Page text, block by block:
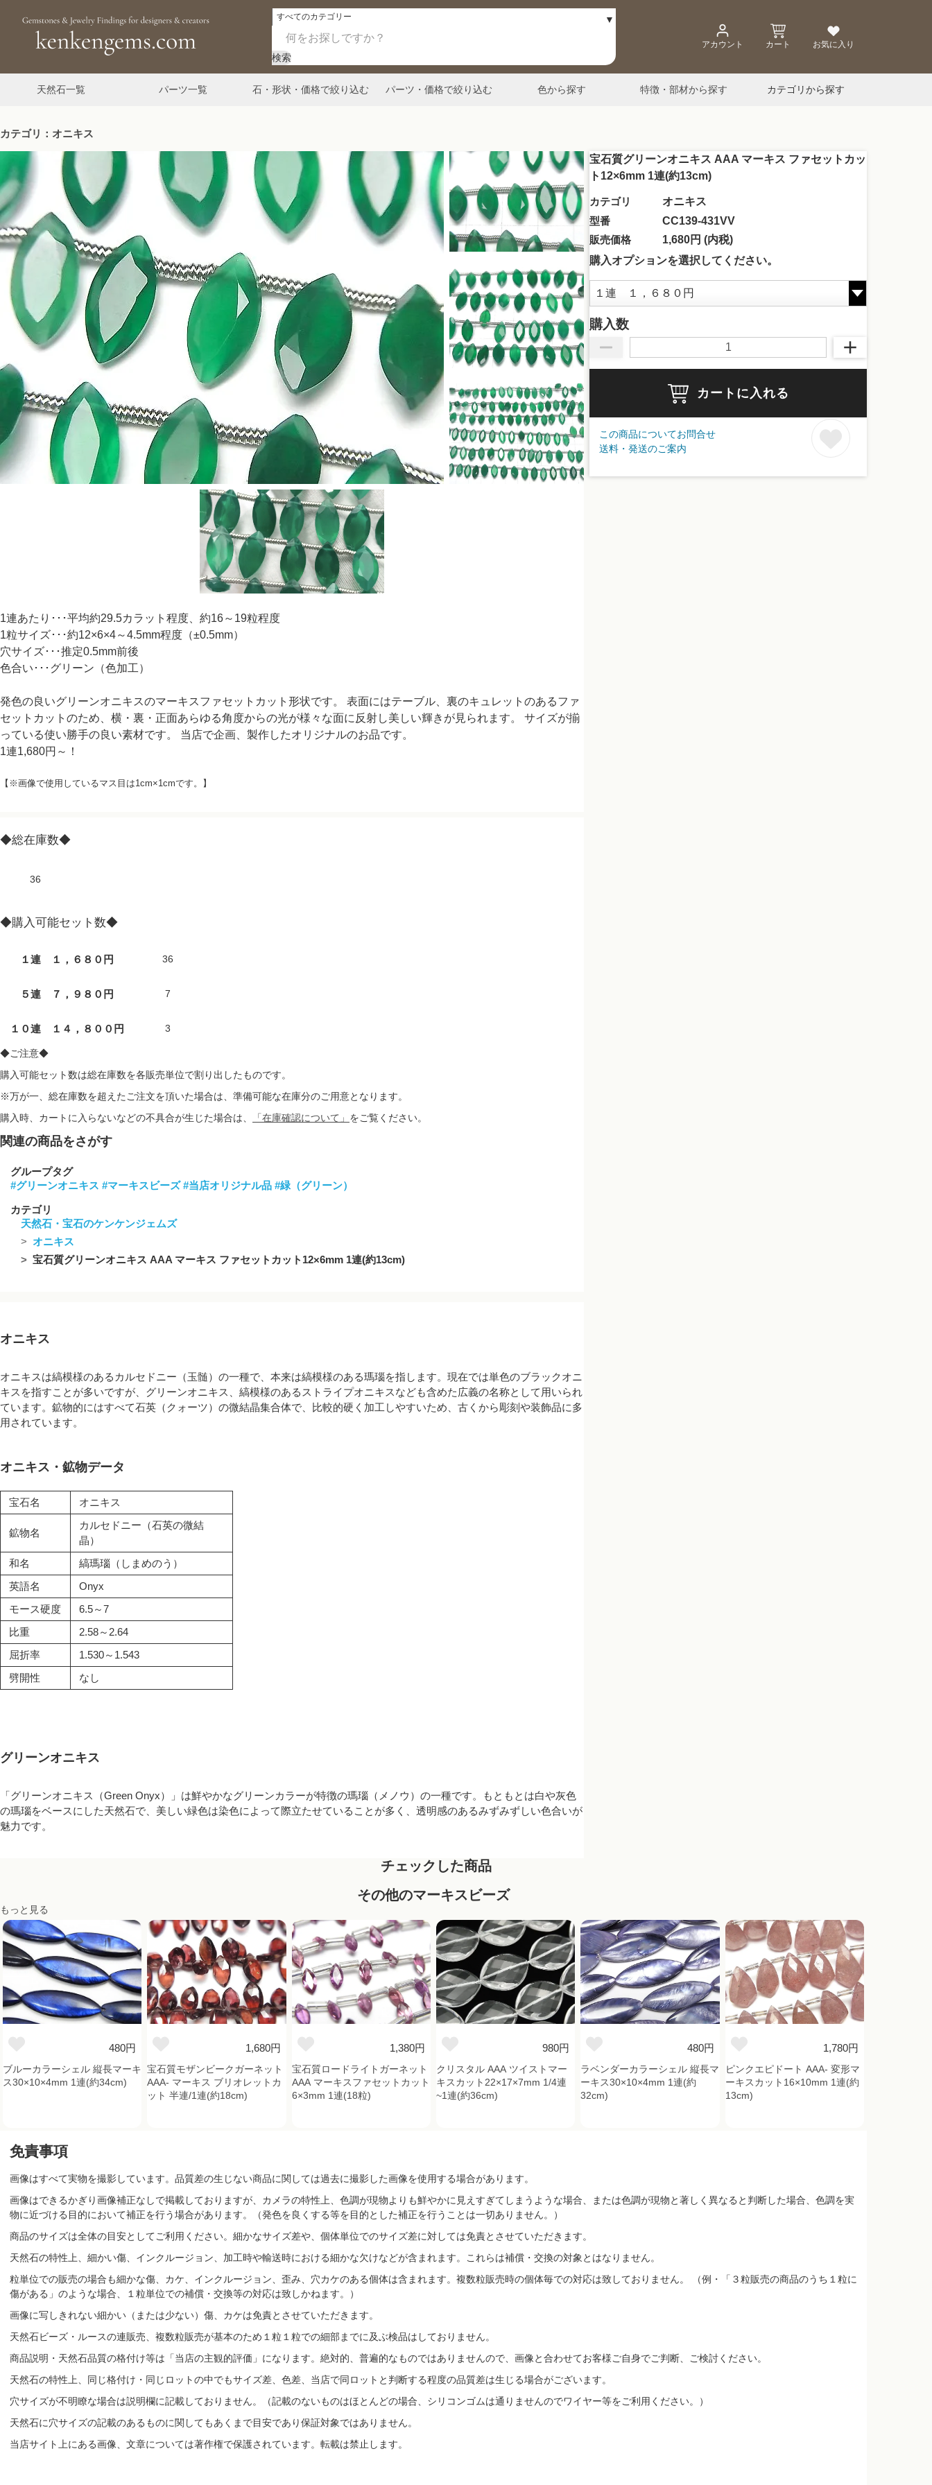
検索
アカウント カート お気に入り
天然石一覧 パーツ一覧 石・形状・価格で絞り込む パーツ・価格で絞り込む 色から探す 特徴・部材から探す カテゴリから探す
カテゴリ：オニキス
宝石質グリーンオニキス AAA マーキス ファセットカッ
ト12×6mm 1連(約13cm)
カテゴリ
オニキス
型番
CC139-431VV
販売価格
1,680円 (内税)
購入オプションを選択してください。
購入数
カートに入れる
この商品についてお問合せ
送料・発送のご案内
1連あたり･･･平均約29.5カラット程度、約16～19粒程度
1粒サイズ･･･約12×6×4～4.5mm程度（±0.5mm）
穴サイズ･･･推定0.5mm前後
色合い･･･グリーン（色加工）
発色の良いグリーンオニキスのマーキスファセットカット形状です。 表面にはテーブル、裏のキュレットのあるファ
セットカットのため、横・裏・正面あらゆる角度からの光が様々な面に反射し美しい輝きが見られます。 サイズが揃
っている使い勝手の良い素材です。 当店で企画、製作したオリジナルのお品です。
1連1,680円～！
【※画像で使用しているマス目は1cm×1cmです。】
◆総在庫数◆
36
◆購入可能セット数◆
１連 １，６８０円 36
５連 ７，９８０円 7
１０連 １４，８００円 3
◆ご注意◆
購入可能セット数は総在庫数を各販売単位で割り出したものです。
※万が一、総在庫数を超えたご注文を頂いた場合は、準備可能な在庫分のご用意となります。
購入時、カートに入らないなどの不具合が生じた場合は、
「在庫確認について」 をご覧ください。
関連の商品をさがす
グループタグ
#グリーンオニキス #マーキスビーズ #当店オリジナル品 #緑（グリーン）
カテゴリ
天然石・宝石のケンケンジェムズ
オニキス
宝石質グリーンオニキス AAA マーキス ファセットカット12×6mm 1連(約13cm)
オニキス
オニキスは縞模様のあるカルセドニー（玉髄）の一種で、本来は縞模様のある瑪瑙を指します。現在では単色のブラックオニ
キスを指すことが多いですが、グリーンオニキス、縞模様のあるストライプオニキスなども含めた広義の名称として用いられ
ています。鉱物的にはすべて石英（クォーツ）の微結晶集合体で、比較的硬く加工しやすいため、古くから彫刻や装飾品に多
用されています。
オニキス・鉱物データ
宝石名 オニキス
鉱物名
カルセドニー（石英の微結
晶）
和名
縞瑪瑙（しまめのう）
英語名
Onyx
モース硬度
6.5～7
比重
2.58～2.64
屈折率
1.530～1.543
劈開性
なし
グリーンオニキス
「グリーンオニキス（Green Onyx）」は鮮やかなグリーンカラーが特徴の瑪瑙（メノウ）の一種です。もともとは白や灰色
の瑪瑙をベースにした天然石で、美しい緑色は染色によって際立たせていることが多く、透明感のあるみずみずしい色合いが
魅力です。
チェックした商品
その他のマーキスビーズ
もっと見る
480円
ブルーカラーシェル 縦長マーキ
ス30×10×4mm 1連(約34cm)
1,680円
宝石質モザンビークガーネット
AAA- マーキス ブリオレットカ
ット 半連/1連(約18cm)
1,380円
宝石質ロードライトガーネット
AAA マーキスファセットカット
6×3mm 1連(18粒)
980円
クリスタル AAA ツイストマー
キスカット22×17×7mm 1/4連
~1連(約36cm)
480円
ラベンダーカラーシェル 縦長マ
ーキス30×10×4mm 1連(約
32cm)
1,780円
ピンクエピドート AAA- 変形マ
ーキスカット16×10mm 1連(約
13cm)
免責事項
画像はすべて実物を撮影しています。品質差の生じない商品に関しては過去に撮影した画像を使用する場合があります。
画像はできるかぎり画像補正なしで掲載しておりますが、カメラの特性上、色調が現物よりも鮮やかに見えすぎてしまうような場合、または色調が現物と著しく異なると判断した場合、色調を実
物に近づける目的において補正を行う場合があります。（発色を良くする等を目的とした補正を行うことは一切ありません。）
商品のサイズは全体の目安としてご利用ください。細かなサイズ差や、個体単位でのサイズ差に対しては免責とさせていただきます。
天然石の特性上、細かい傷、インクルージョン、加工時や輸送時における細かな欠けなどが含まれます。これらは補償・交換の対象とはなりません。
粒単位での販売の場合も細かな傷、カケ、インクルージョン、歪み、穴カケのある個体は含まれます。複数粒販売時の個体毎での対応は致しておりません。 （例・「３粒販売の商品のうち１粒に
傷がある」のような場合、１粒単位での補償・交換等の対応は致しかねます。）
画像に写しきれない細かい（または少ない）傷、カケは免責とさせていただきます。
天然石ビーズ・ルースの連販売、複数粒販売が基本のため１粒１粒での細部までに及ぶ検品はしておりません。
商品説明・天然石品質の格付け等は「当店の主観的評価」になります。絶対的、普遍的なものではありませんので、画像と合わせてお客様ご自身でご判断、ご検討ください。
天然石の特性上、同じ格付け・同じロットの中でもサイズ差、色差、当店で同ロットと判断する程度の品質差は生じる場合がございます。
穴サイズが不明瞭な場合は説明欄に記載しておりません。（記載のないものはほとんどの場合、シリコンゴムは通りませんのでワイヤー等をご利用ください。）
天然石に穴サイズの記載のあるものに関してもあくまで目安であり保証対象ではありません。
当店サイト上にある画像、文章については著作権で保護されています。転載は禁止します。